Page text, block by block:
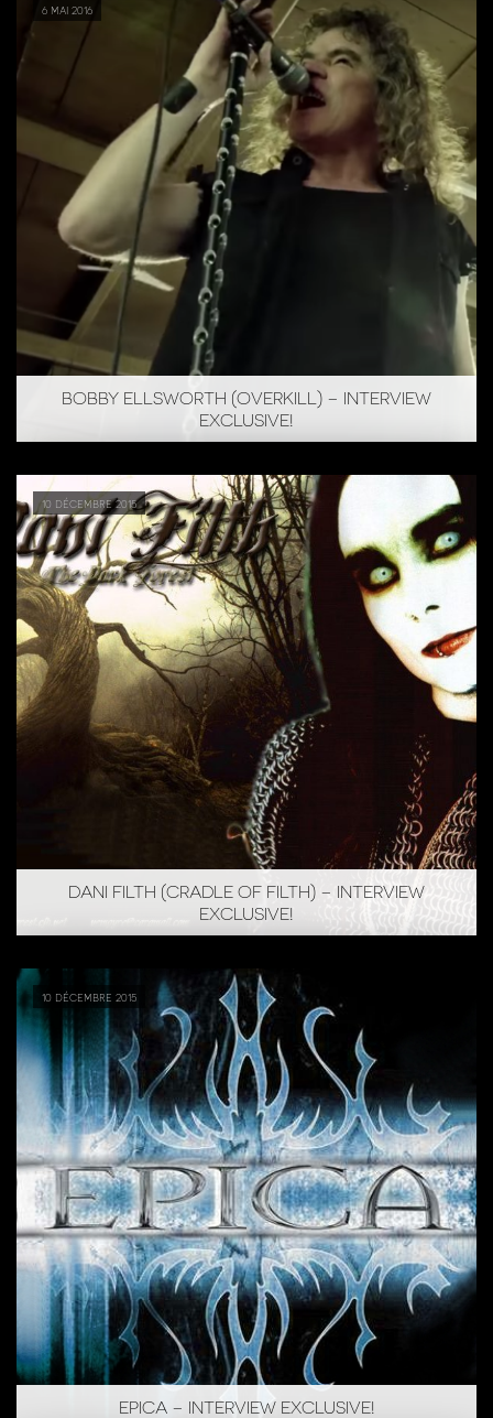
6 mai 2016
BOBBY ELLSWORTH (OVERKILL) – INTERVIEW
EXCLUSIVE!
10 décembre 2015
DANI FILTH (CRADLE OF FILTH) – INTERVIEW
EXCLUSIVE!
10 décembre 2015
EPICA – INTERVIEW EXCLUSIVE!